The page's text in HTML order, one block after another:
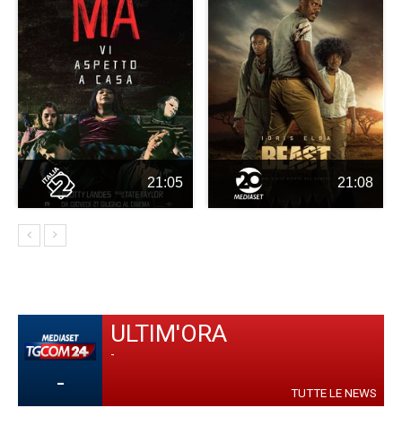
21:05 21:08
-
ULTIM'ORA
-
TUTTE LE NEWS